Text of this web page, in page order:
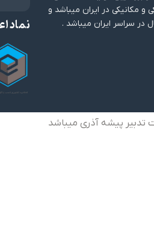
مکانیکی در ایران میباشد و
در سراسر ایران میباشد .
نماد
پیشه آذری میباشد